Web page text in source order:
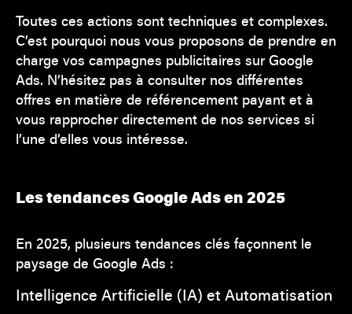
Toutes ces actions sont techniques et complexes.
C’est pourquoi nous vous proposons de prendre en
charge vos campagnes publicitaires sur Google
Ads. N’hésitez pas à consulter nos différentes
offres en matière de référencement payant et à
vous rapprocher directement de nos services si
l’une d’elles vous intéresse.
Les tendances Google Ads en 2025
En 2025, plusieurs tendances clés façonnent le
paysage de Google Ads :
Intelligence Artificielle (IA) et Automatisation